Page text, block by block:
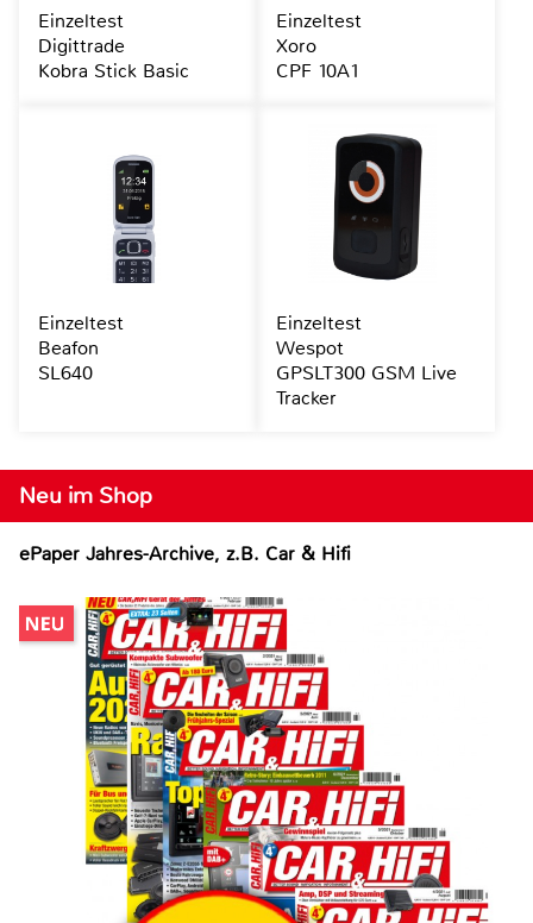
Neu im Shop
ePaper Jahres-Archive, z.B. Car & Hifi
Einzeltest
Digittrade
Kobra Stick Basic
Einzeltest
Xoro
CPF 10A1
Einzeltest
Beafon
SL640
Einzeltest
Wespot
GPSLT300 GSM Live
Tracker